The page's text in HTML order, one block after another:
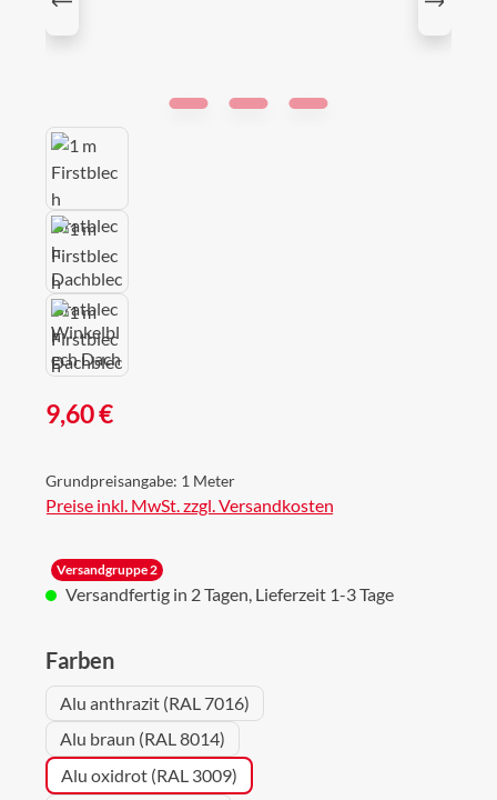
Regulärer Preis:
9,60 €
Grundpreisangabe: 1 Meter
Preise inkl. MwSt. zzgl. Versandkosten
Versandgruppe 2
Versandfertig in 2 Tagen, Lieferzeit 1-3 Tage
Farbenauswählen
Alu anthrazit (RAL 7016)
Alu braun (RAL 8014)
Alu oxidrot (RAL 3009)